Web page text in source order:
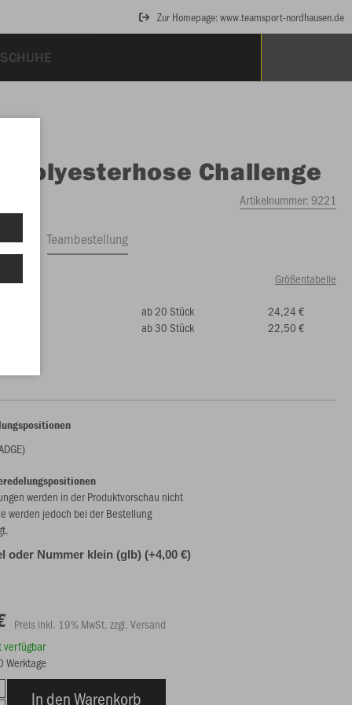
Zur Homepage: www.teamsport-nordhausen.de
Polyesterhose Challenge
Artikelnummer:9221
Teambestellung
Größentabelle
ab 20 Stück
24,24 €
ab 30 Stück
22,50 €
werden in der Produktvorschau nicht
werden jedoch bei der Bestellung
oder Nummer klein (glb) (+4,00 €)
Preis inkl. 19% MwSt. zzgl. Versand
verfügbar
Werktage
In den Warenkorb